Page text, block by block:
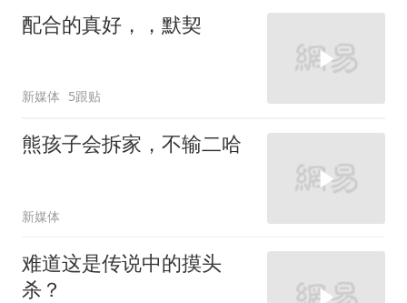
配合的真好，，默契
新媒体 5跟贴
熊孩子会拆家，不输二哈
新媒体
难道这是传说中的摸头
杀？